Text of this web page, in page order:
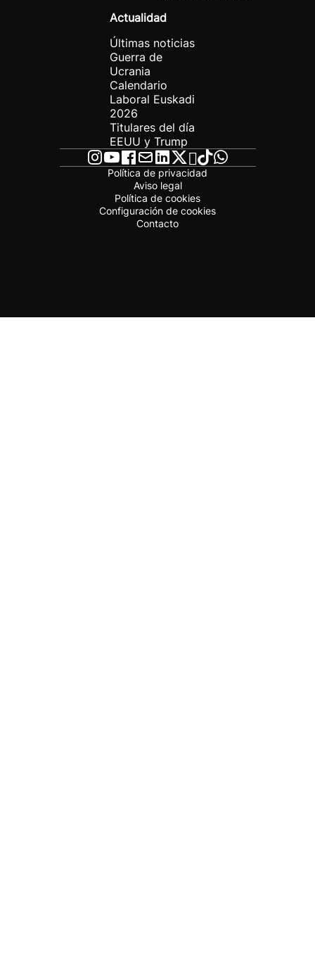
Actualidad
Últimas noticias
Guerra de
Ucrania
Calendario
Laboral Euskadi
2026
Titulares del día
EEUU y Trump
Política de privacidad
Aviso legal
Política de cookies
Configuración de cookies
Contacto